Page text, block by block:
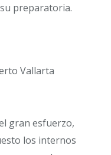
preparatoria.
gran esfuerzo,
los internos